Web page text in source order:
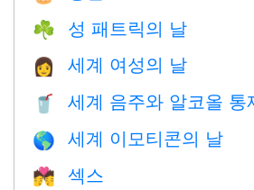
☘️ 성 패트릭의 날
👩 세계 여성의 날
🥤 세계 음주와 알코올 통
🌎 세계 이모티콘의 날
💏 섹스